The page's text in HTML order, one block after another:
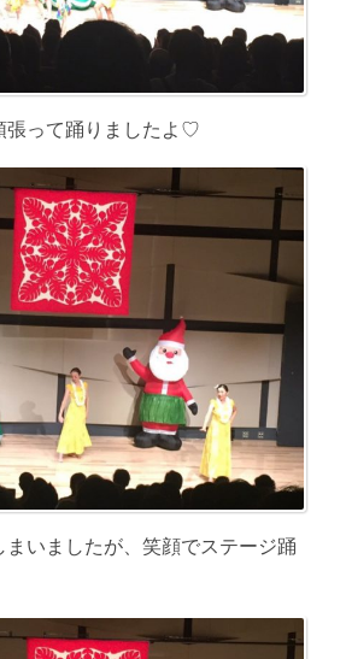
張って踊りましたよ♡
まいましたが、笑顔でステージ踊